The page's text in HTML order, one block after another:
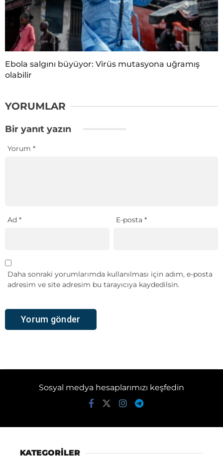
Ebola salgını büyüyor: Virüs mutasyona uğramış
olabilir
YORUMLAR
Bir yanıt yazın
Yorum *
Ad * E-posta*
Daha sonraki yorumlarımda kullanılması için adım, e-posta
adresim ve site adresim bu tarayıcıya kaydedilsin.
Sosyal medya hesaplarımızı keşfedin
KATEGORİLER